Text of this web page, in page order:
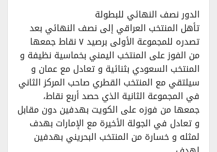
الدور نصف النهائي للبطولة
تأهل المنتخب العراقي إلى نصف النهائي بعد
تصدره للمجموعة الأولى برصيد ٧ نقاط جمعها
من الفوز على المنتخب اليمني بخماسية نظيفة و
المنتخب السعودي بثنائية و تعادل مع عمان و
سيلتقي مع المنتخب القطري صاحب المركز الثاني
في المجموعة الثانية الذي حصد أربع نقاط،
جمعها من فوزه على الكويت بهدفين دون مقابل
و تعادل في الجولة الأخيرة مع الإمارات بهدف
لمثله و خسارة من المنتخب البحريني بهدفين